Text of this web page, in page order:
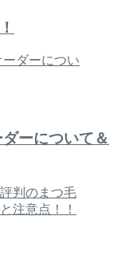
ーについて＆